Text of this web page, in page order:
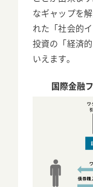
なギャップを
れた「社会的
投資の「経済
いえます。
国際金融